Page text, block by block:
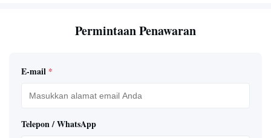
Permintaan Penawaran
E-mail *
Telepon / WhatsApp